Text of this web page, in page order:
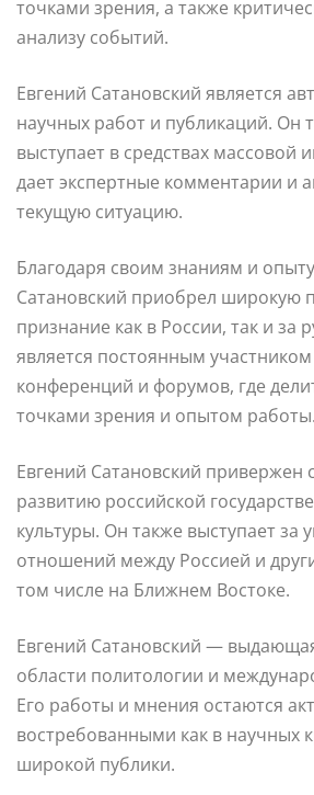
точками зрения, а также
анализу событий.
Евгений Сатановский является
научных работ и публикаций. Он
выступает в средствах массовой
дает экспертные комментарии и
текущую ситуацию.
Благодаря своим знаниям и
Сатановский приобрел широкую
признание как в России, так и за
является постоянным
конференций и форумов, где
точками зрения и опытом работы.
Евгений Сатановский привержен
развитию российской
культуры. Он также выступает за
отношений между Россией и
том числе на Ближнем Востоке.
Евгений Сатановский —
области политологии и
Его работы и мнения остаются
востребованными как в научных
широкой публики.